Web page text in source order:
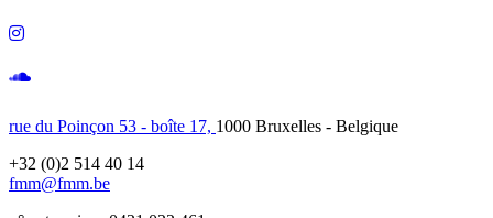
rue du Poinçon 53 - boîte 17, 1000 Bruxelles - Belgique
+32 (0)2 514 40 14
fmm@fmm.be